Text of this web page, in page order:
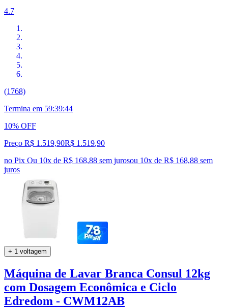
4.7
(1768)
Termina em 59:39:44
10% OFF
Preço R$ 1.519,90R$ 1.519,90
no Pix Ou 10x de R$ 168,88 sem jurosou 10x de R$ 168,88 sem
juros
+ 1 voltagem
Máquina de Lavar Branca Consul 12kg
com Dosagem Econômica e Ciclo
Edredom - CWM12AB